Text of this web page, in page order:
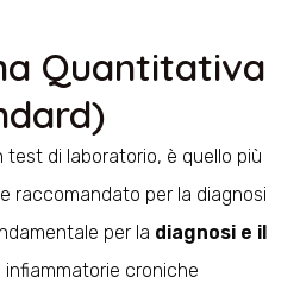
Quantitativa
test di laboratorio, è quello più
raccomandato per la diagnosi
per la diagnosi e il
infiammatorie croniche